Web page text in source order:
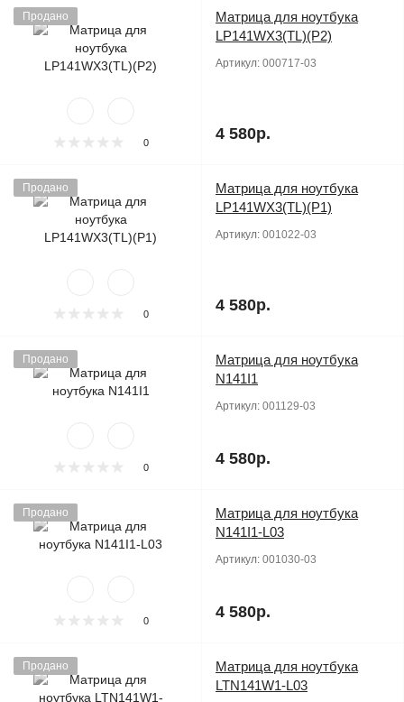
Продано
0
Матрица для ноутбука
LP141WX3(TL)(P2)
Артикул: 000717-03
4 580р.
Продано
0
Матрица для ноутбука
LP141WX3(TL)(P1)
Артикул: 001022-03
4 580р.
Продано
0
Матрица для ноутбука
N141I1
Артикул: 001129-03
4 580р.
Продано
0
Матрица для ноутбука
N141I1-L03
Артикул: 001030-03
4 580р.
Продано
Матрица для ноутбука
LTN141W1-L03